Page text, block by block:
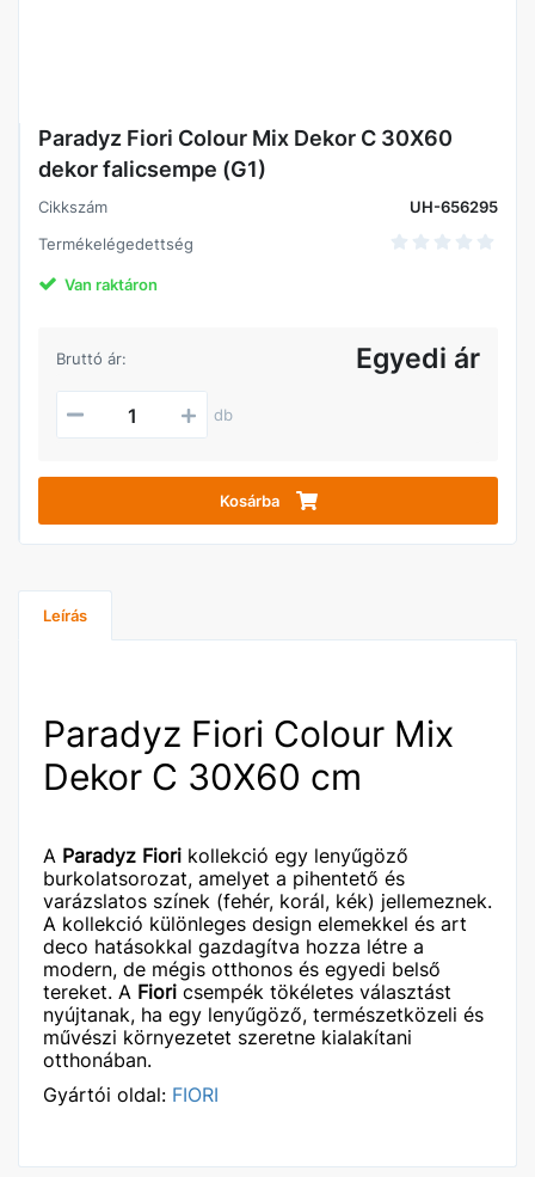
Paradyz Fiori Colour Mix Dekor C 30X60
dekor falicsempe (G1)
Cikkszám
UH-656295
Termékelégedettség
Van raktáron
Bruttó ár: Egyedi ár
db
Kosárba
Leírás
Paradyz Fiori Colour Mix
Dekor C 30X60 cm
A Paradyz Fiori kollekció egy lenyűgöző
burkolatsorozat, amelyet a pihentető és
varázslatos színek (fehér, korál, kék) jellemeznek.
A kollekció különleges design elemekkel és art
deco hatásokkal gazdagítva hozza létre a
modern, de mégis otthonos és egyedi belső
tereket. A Fiori csempék tökéletes választást
nyújtanak, ha egy lenyűgöző, természetközeli és
művészi környezetet szeretne kialakítani
otthonában.
Gyártói oldal: FIORI